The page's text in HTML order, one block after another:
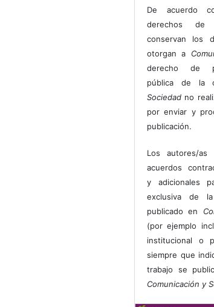
De acuerdo
derechos de
conservan los
otorgan a
derecho de
pública de la
Sociedad no
por enviar y
publicación.
Los autores/as
acuerdos
y adicionales
exclusiva de
publicado en
(por ejemplo
institucional o
siempre que
trabajo se
Comunicación y